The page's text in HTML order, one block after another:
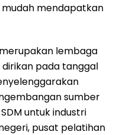
mendapatkan
merupakan lembaga
pada tanggal
sumber
untuk industri
pusat pelatihan